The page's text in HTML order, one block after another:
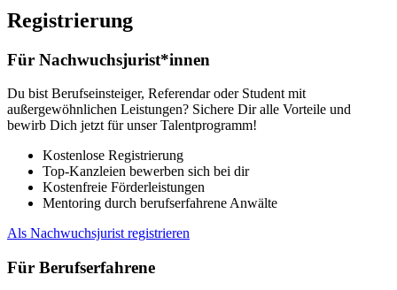
Registrierung
Für Nachwuchsjurist*innen
Du bist Berufseinsteiger, Referendar oder Student mit
außergewöhnlichen Leistungen? Sichere Dir alle Vorteile und
bewirb Dich jetzt für unser Talentprogramm!
Kostenlose Registrierung
Top-Kanzleien bewerben sich bei dir
Kostenfreie Förderleistungen
Mentoring durch berufserfahrene Anwälte
Als Nachwuchsjurist registrieren
Für Berufserfahrene